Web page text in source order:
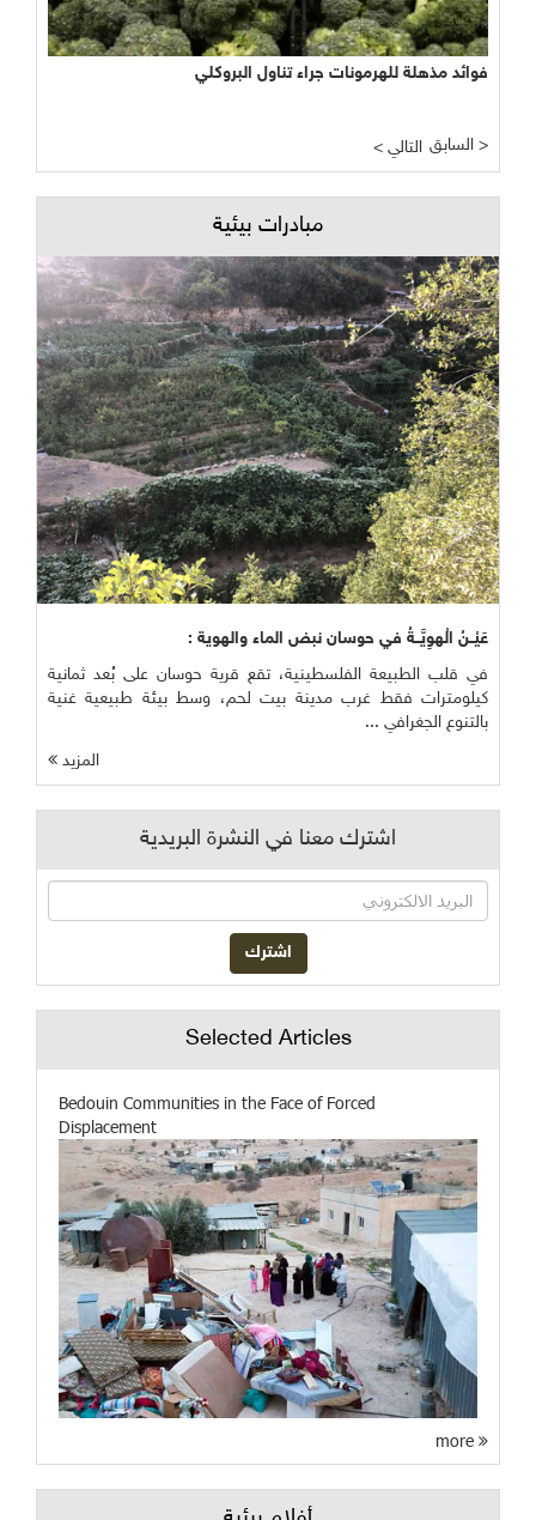
فوائد مذهلة للهرمونات جراء تناول البروكلي
< التالي السابق >
مبادرات بيئية
عَيْــنُ الْهوِيَّــةُ في حوسان نبض الماء والهوية :
في قلب الطبيعة الفلسطينية، تقع قرية حوسان على بُعد ثمانية
كيلومترات فقط غرب مدينة بيت لحم، وسط بيئة طبيعية غنية
بالتنوع الجغرافي ...
المزيد
اشترك معنا في النشرة البريدية
Selected Articles
Bedouin Communities in the Face of Forced
Displacement